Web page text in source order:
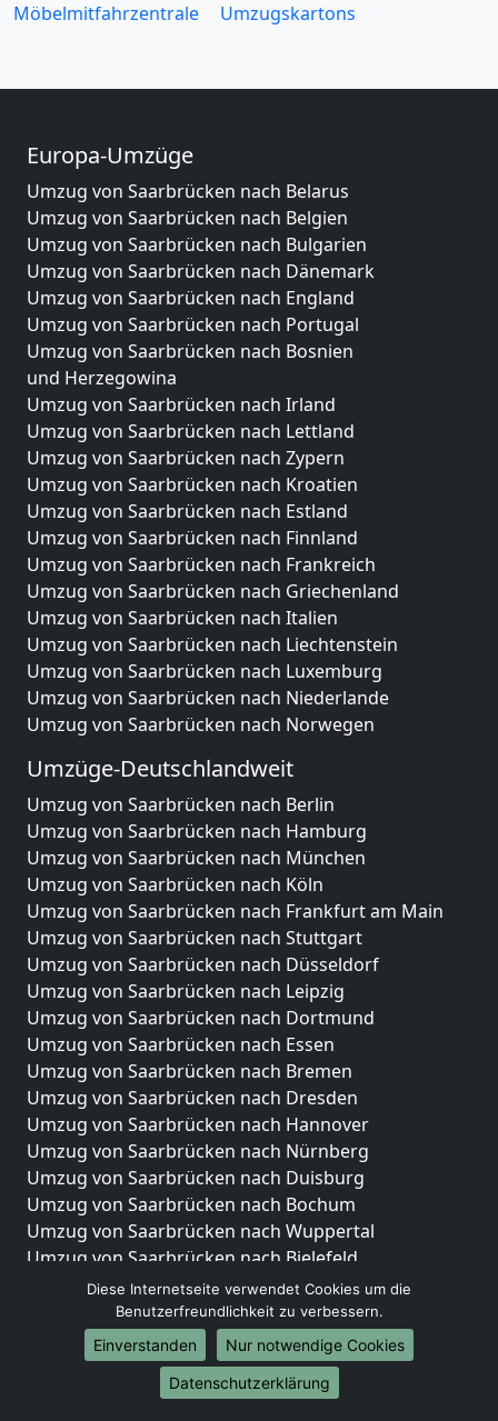
Möbelmitfahrzentrale
Umzugskartons
Europa-Umzüge
Umzug von Saarbrücken nach Belarus
Umzug von Saarbrücken nach Belgien
Umzug von Saarbrücken nach Bulgarien
Umzug von Saarbrücken nach Dänemark
Umzug von Saarbrücken nach England
Umzug von Saarbrücken nach Portugal
Umzug von Saarbrücken nach Bosnien
und Herzegowina
Umzug von Saarbrücken nach Irland
Umzug von Saarbrücken nach Lettland
Umzug von Saarbrücken nach Zypern
Umzug von Saarbrücken nach Kroatien
Umzug von Saarbrücken nach Estland
Umzug von Saarbrücken nach Finnland
Umzug von Saarbrücken nach Frankreich
Umzug von Saarbrücken nach Griechenland
Umzug von Saarbrücken nach Italien
Umzug von Saarbrücken nach Liechtenstein
Umzug von Saarbrücken nach Luxemburg
Umzug von Saarbrücken nach Niederlande
Umzug von Saarbrücken nach Norwegen
Umzüge-Deutschlandweit
Umzug von Saarbrücken nach Berlin
Umzug von Saarbrücken nach Hamburg
Umzug von Saarbrücken nach München
Umzug von Saarbrücken nach Köln
Umzug von Saarbrücken nach Frankfurt am Main
Umzug von Saarbrücken nach Stuttgart
Umzug von Saarbrücken nach Düsseldorf
Umzug von Saarbrücken nach Leipzig
Umzug von Saarbrücken nach Dortmund
Umzug von Saarbrücken nach Essen
Umzug von Saarbrücken nach Bremen
Umzug von Saarbrücken nach Dresden
Umzug von Saarbrücken nach Hannover
Umzug von Saarbrücken nach Nürnberg
Umzug von Saarbrücken nach Duisburg
Umzug von Saarbrücken nach Bochum
Umzug von Saarbrücken nach Wuppertal
Umzug von Saarbrücken nach Bielefeld
Umzug von Saarbrücken nach Bonn
Umzug von Saarbrücken nach Münster
Internationale-Umzüge
Umzug von Saarbrücken nach Brasilien
Diese Internetseite verwendet Cookies um die
Benutzerfreundlichkeit zu verbessern.
Einverstanden
Nur notwendige Cookies
Datenschutzerklärung